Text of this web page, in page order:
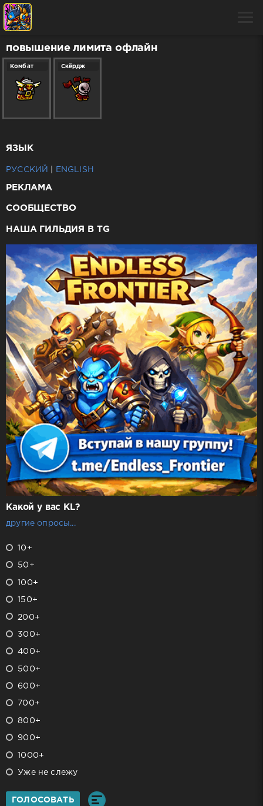
повышение лимита офлайн
Комбат Скёрдж
ЯЗЫК
РУССКИЙ ENGLISH
РЕКЛАМА
СООБЩЕСТВО
НАША ГИЛЬДИЯ В TG
Какой у вас KL?
другие опросы...
10+
50+
100+
150+
200+
300+
400+
500+
600+
700+
800+
900+
1000+
Уже не слежу
ГОЛОСОВАТЬ